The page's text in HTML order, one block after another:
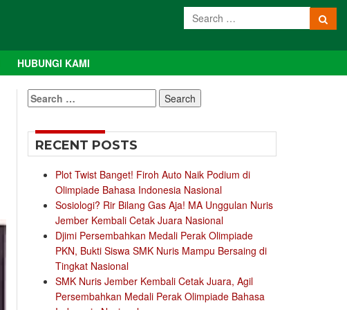
HUBUNGI KAMI
Search
for:
RECENT POSTS
Plot Twist Banget! Firoh Auto Naik Podium di
Olimpiade Bahasa Indonesia Nasional
Sosiologi? Rir Bilang Gas Aja! MA Unggulan Nuris
Jember Kembali Cetak Juara Nasional
Djimi Persembahkan Medali Perak Olimpiade
PKN, Bukti Siswa SMK Nuris Mampu Bersaing di
Tingkat Nasional
SMK Nuris Jember Kembali Cetak Juara, Agil
Persembahkan Medali Perak Olimpiade Bahasa